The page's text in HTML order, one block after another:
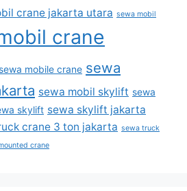
crane jakarta utara sewa mobil
crane
mobile crane sewa
sewa mobil skylift sewa
skylift sewa skylift jakarta
crane 3 ton jakarta sewa truck
crane